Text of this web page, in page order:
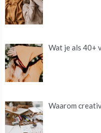
Wat je als 40+
Waarom